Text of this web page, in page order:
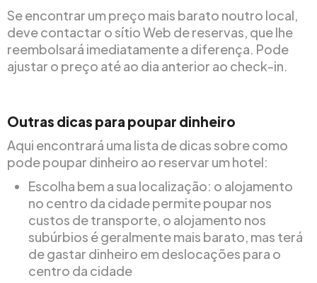
Se encontrar um preço mais barato noutro local,
deve contactar o sítio Web de reservas, que lhe
reembolsará imediatamente a diferença. Pode
ajustar o preço até ao dia anterior ao check-in.
Outras dicas para poupar dinheiro
Aqui encontrará uma lista de dicas sobre como
pode poupar dinheiro ao reservar um hotel:
Escolha bem a sua localização: o alojamento
no centro da cidade permite poupar nos
custos de transporte, o alojamento nos
subúrbios é geralmente mais barato, mas terá
de gastar dinheiro em deslocações para o
centro da cidade